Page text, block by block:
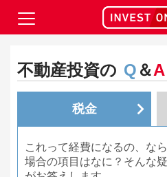
不動産投資の Q ＆A
税金
これって経費になるの、な
場合の項目はなに？そんな